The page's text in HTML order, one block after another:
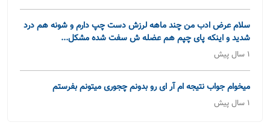
سلام عرض ادب من چند ماهه لرزش دست چپ دارم و شونه هم درد
شدید و اینکه پای چپم هم عضله ش سفت شده مشکل...
1 سال پیش
میخوام جواب نتیجه ام آر ای رو بدونم چجوری میتونم بفرستم
1 سال پیش